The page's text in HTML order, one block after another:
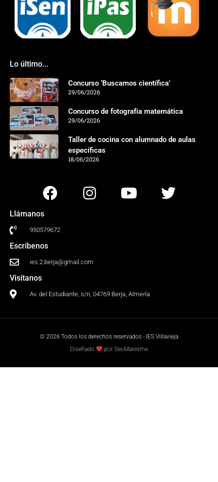
Lo último...
Concurso ‘Buscamos científica’
29/06/2026
Concurso de fotografía matemática
29/06/2026
Taller de cocina con alumnado de aulas
específicas
18/06/2026
Llámanos
950579672
Escríbenos
ies.2.berja@gmail.com
Visítanos
Av. del Estudiante, s/n, 04769 Berja, Almería
© 2026 Todos los derechos reservados - IES Villavieja
Diseñado
por SeoMaresme